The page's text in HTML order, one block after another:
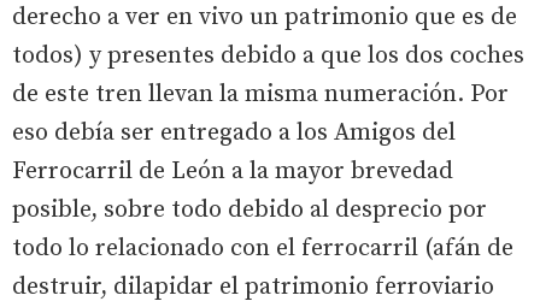
derecho a ver en vivo un patrimonio que es de
todos) y presentes debido a que los dos coches
de este tren llevan la misma numeración. Por
eso debía ser entregado a los Amigos del
Ferrocarril de León a la mayor brevedad
posible, sobre todo debido al desprecio por
todo lo relacionado con el ferrocarril (afán de
destruir, dilapidar el patrimonio ferroviario